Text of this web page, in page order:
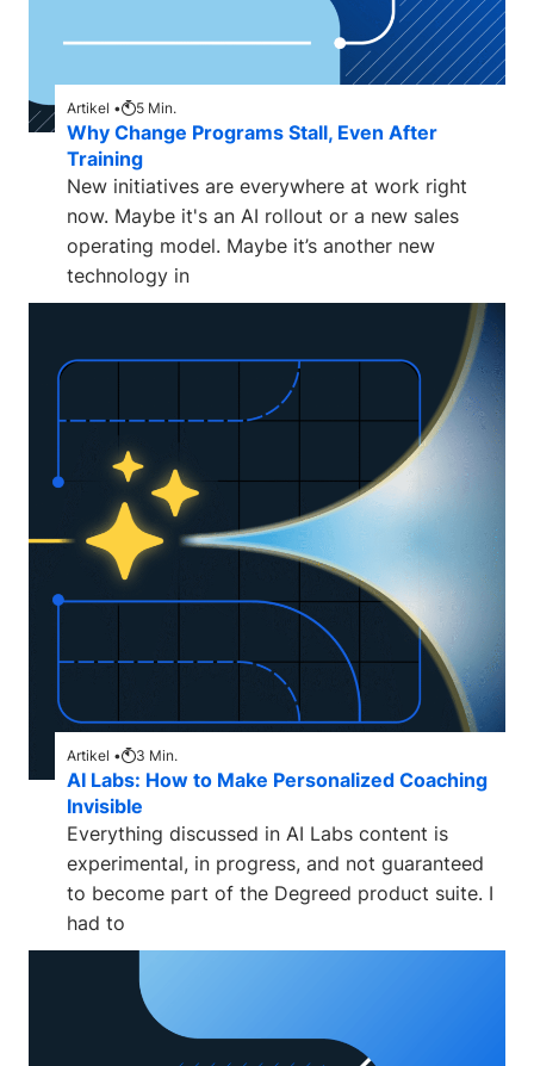
Artikel • 5 Min.
Why Change Programs Stall, Even After
Training
New initiatives are everywhere at work right
now. Maybe it's an AI rollout or a new sales
operating model. Maybe it’s another new
technology in
Artikel • 3 Min.
AI Labs: How to Make Personalized Coaching
Invisible
Everything discussed in AI Labs content is
experimental, in progress, and not guaranteed
to become part of the Degreed product suite. I
had to